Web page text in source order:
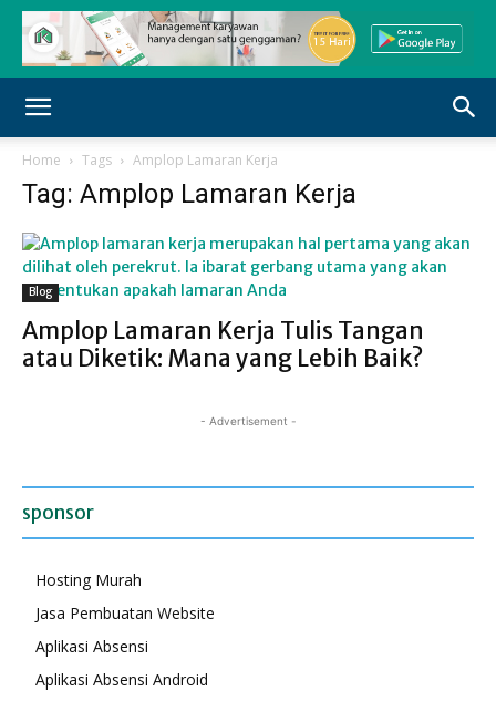
Home Tags Amplop Lamaran Kerja
Tag: Amplop Lamaran Kerja
Blog
Amplop Lamaran Kerja Tulis Tangan
atau Diketik: Mana yang Lebih Baik?
- Advertisement -
sponsor
Hosting Murah
Jasa Pembuatan Website
Aplikasi Absensi
Aplikasi Absensi Android